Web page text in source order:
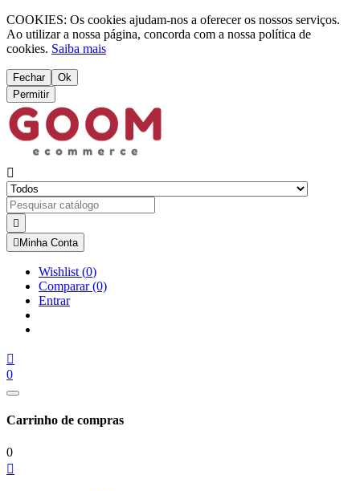
COOKIES: Os cookies ajudam-nos a oferecer os nossos serviços.
Ao utilizar a nossa página, concorda com a nossa política de
cookies. Saiba mais
Fechar
Ok
Permitir


 Minha Conta
Wishlist (0)
Comparar(0)
Entrar

0
Carrinho de compras
0
